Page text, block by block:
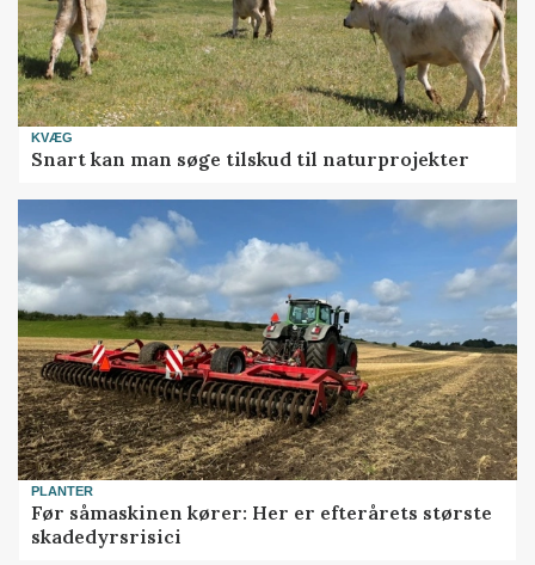
KVÆG
Snart kan man søge tilskud til naturprojekter
PLANTER
Før såmaskinen kører: Her er efterårets største
skadedyrsrisici